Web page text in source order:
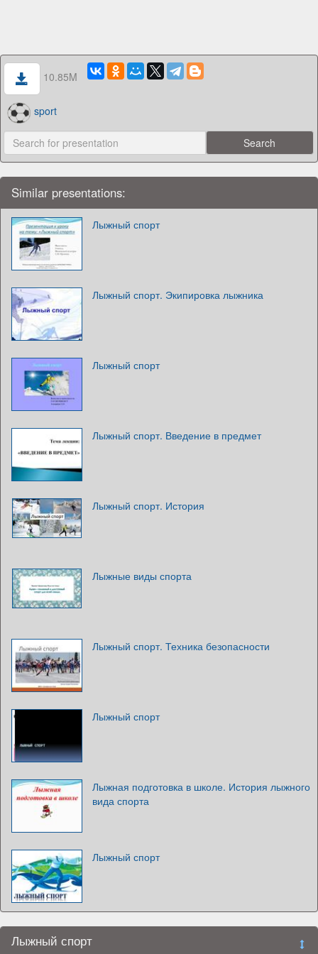
10.85M
sport
Similar presentations:
Лыжный спорт
Лыжный спорт. Экипировка лыжника
Лыжный спорт
Лыжный спорт. Введение в предмет
Лыжный спорт. История
Лыжные виды спорта
Лыжный спорт. Техника безопасности
Лыжный спорт
Лыжная подготовка в школе. История лыжного
вида спорта
Лыжный спорт
Лыжный спорт